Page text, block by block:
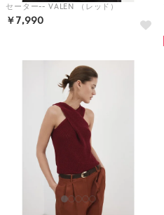
セーター-- VALEN （レッド）
￥7,990